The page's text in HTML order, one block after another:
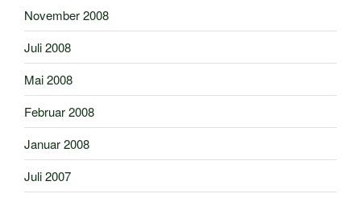
November 2008
Juli 2008
Mai 2008
Februar 2008
Januar 2008
Juli 2007